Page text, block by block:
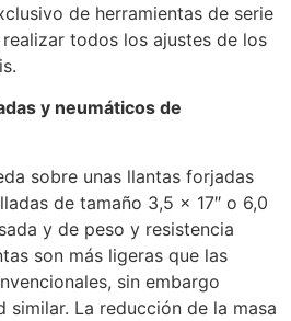
de herramientas de serie
todos los ajustes de los
y neumáticos de
sobre unas llantas forjadas
de tamaño 3,5 x 17″ o 6,0
y de peso y resistencia
son más ligeras que las
sin embargo
similar. La reducción de la masa